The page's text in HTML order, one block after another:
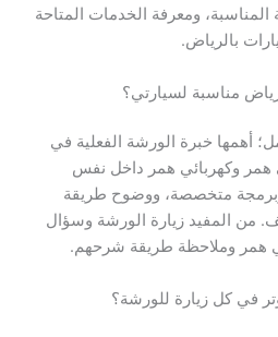
المناسبة، ومعرفة الخدمات المتاحة
بالرياض.
مناسبة لسيارتي؟
أهمها خبرة الورشة الفعلية في
همر وكهربائي همر داخل نفس
متخصصة، ووضوح طريقة
من المفيد زيارة الورشة وسؤال
همر وملاحظة طريقة شرحهم.
في كل زيارة للورشة؟